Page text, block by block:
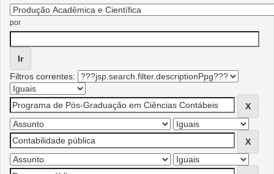
por
Filtros correntes: